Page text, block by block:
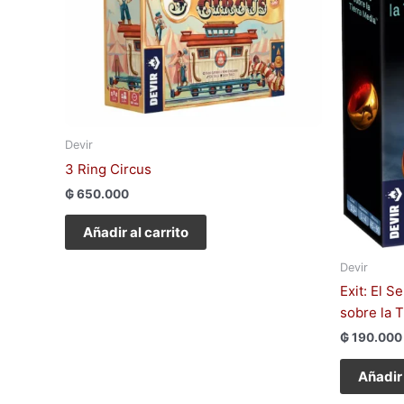
Devir
3 Ring Circus
₲650.000
Añadir al carrito
Devir
Exit: El
sobre la
₲190.000